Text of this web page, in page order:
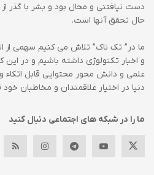
دست نیافتنی و محال بود و بشر با گذر
حال تحقق آنها است.
ما در” تک ناک” تلاش می کنیم سهمی از
و اخبار تکنولوژی داشته باشیم و در
علمی و دانش محور محتوایی قابل اتکاء و
دنیا در اختیار علاقمندان و مخاطبان خود
ما را در شبکه های اجتماعی دنبال کنید